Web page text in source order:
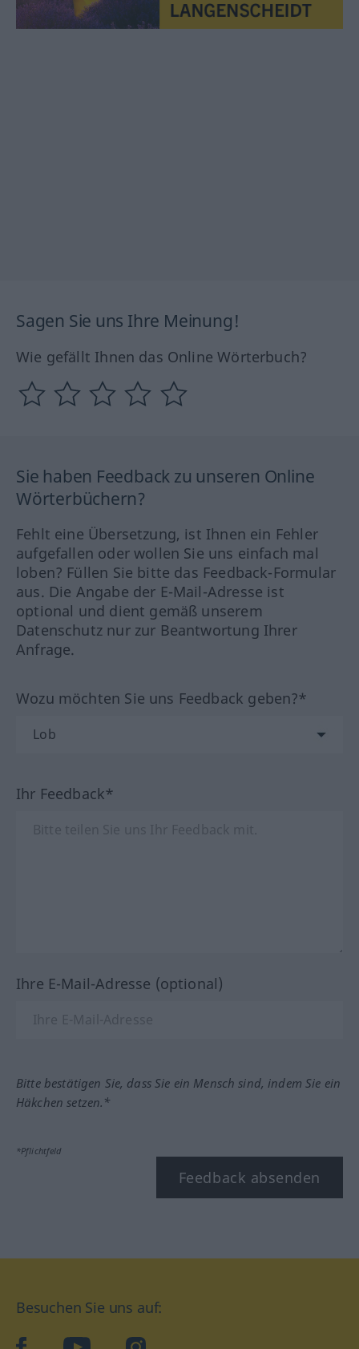
Sagen Sie uns Ihre Meinung!
Wie gefällt Ihnen das Online Wörterbuch?
Sie haben Feedback zu unseren Online
Wörterbüchern?
Fehlt eine Übersetzung, ist Ihnen ein Fehler
aufgefallen oder wollen Sie uns einfach mal
loben? Füllen Sie bitte das Feedback-Formular
aus. Die Angabe der E-Mail-Adresse ist
optional und dient gemäß unserem
Datenschutz nur zur Beantwortung Ihrer
Anfrage.
Wozu möchten Sie uns Feedback geben?*
Ihr Feedback*
Ihre E-Mail-Adresse (optional)
Bitte bestätigen Sie, dass Sie ein Mensch sind, indem Sie ein
Häkchen setzen.*
*Pflichtfeld
Feedback absenden
Besuchen Sie uns auf: